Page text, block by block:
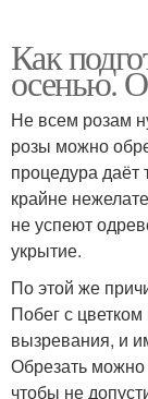
Как
осенью.
Не всем розам
розы можно
процедура даёт
крайне
не успеют
укрытие.
По этой же
Побег с
вызревания, и
Обрезать
чтобы не